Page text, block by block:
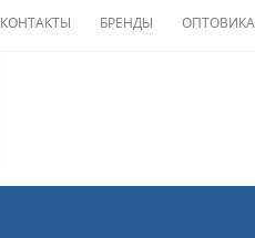
КОНТАКТЫ БРЕНДЫ